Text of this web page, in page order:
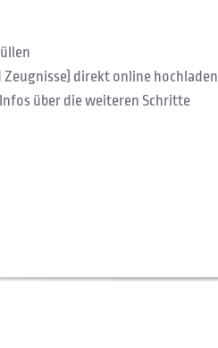
direkt online hochladen
über die weiteren Schritte